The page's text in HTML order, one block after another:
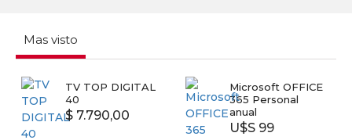
Mas visto
TV TOP DIGITAL
40
$ 7.790,00
Microsoft OFFICE
365 Personal
anual
U$S 99